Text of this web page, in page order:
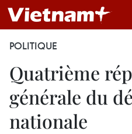
POLITIQUE
Quatrième
générale du
nationale